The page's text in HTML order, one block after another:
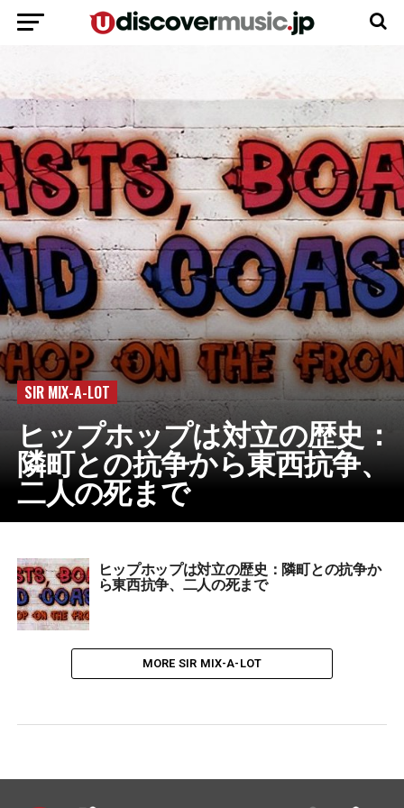
SIR MIX-A-LOT
ヒップホップは対立の歴史：
隣町との抗争から東西抗争、
二人の死まで
ヒップホップは対立の歴史：隣町との抗争か
ら東西抗争、二人の死まで
MORE SIR MIX-A-LOT